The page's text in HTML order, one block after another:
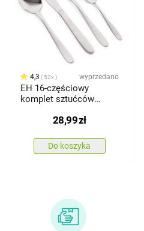
4,3 52x wyprzedano
EH 16-częściowy
komplet sztućców
28,99zł
Do koszyka